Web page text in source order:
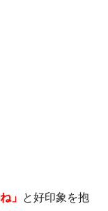
」 と好印象を抱